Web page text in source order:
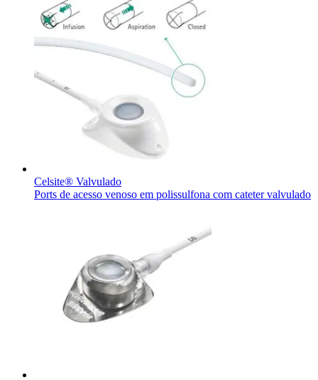
Celsite® Valvulado
Ports de acesso venoso em polissulfona com cateter valvulado